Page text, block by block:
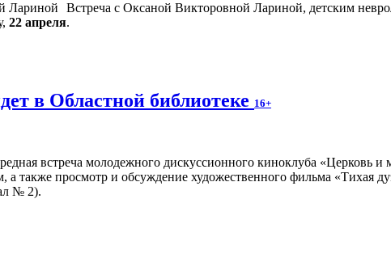
Встреча с Оксаной Викторовной Лариной, детским
22 апреля.
в Областной библиотеке 16+
встреча молодежного дискуссионного киноклуба «Церковь
также просмотр и обсуждение художественного фильма «Тихая
№ 2).